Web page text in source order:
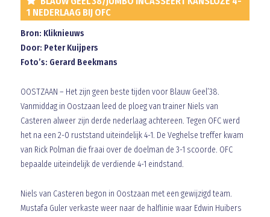
1 NEDERLAAG BIJ OFC
Bron: Kliknieuws
Door: Peter Kuijpers
Foto’s: Gerard Beekmans
OOSTZAAN – Het zijn geen beste tijden voor Blauw Geel’38.
Vanmiddag in Oostzaan leed de ploeg van trainer Niels van
Casteren alweer zijn derde nederlaag achtereen. Tegen OFC werd
het na een 2-0 ruststand uiteindelijk 4-1. De Veghelse treffer kwam
van Rick Polman die fraai over de doelman de 3-1 scoorde. OFC
bepaalde uiteindelijk de verdiende 4-1 eindstand.
Niels van Casteren begon in Oostzaan met een gewijzigd team.
Mustafa Guler verkaste weer naar de halflinie waar Edwin Huibers